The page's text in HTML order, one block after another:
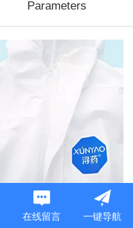
Parameters
在线留言 一键导航